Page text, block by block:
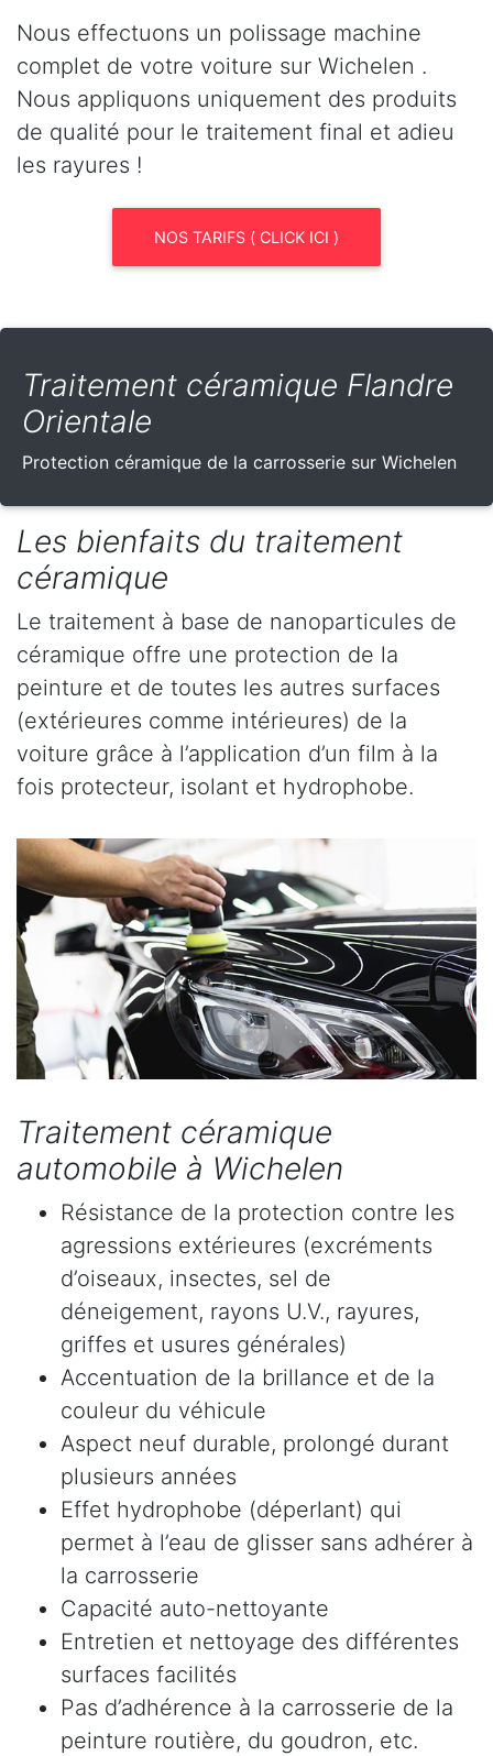
Nous effectuons un polissage machine
complet de votre voiture sur Wichelen .
Nous appliquons uniquement des produits
de qualité pour le traitement final et adieu
les rayures !
NOS TARIFS ( CLICK ICI )
Traitement céramique Flandre
Orientale
Protection céramique de la carrosserie sur Wichelen
Les bienfaits du traitement
céramique
Le traitement à base de nanoparticules de
céramique offre une protection de la
peinture et de toutes les autres surfaces
(extérieures comme intérieures) de la
voiture grâce à l’application d’un film à la
fois protecteur, isolant et hydrophobe.
Traitement céramique
automobile à Wichelen
Résistance de la protection contre les
agressions extérieures (excréments
d’oiseaux, insectes, sel de
déneigement, rayons U.V., rayures,
griffes et usures générales)
Accentuation de la brillance et de la
couleur du véhicule
Aspect neuf durable, prolongé durant
plusieurs années
Effet hydrophobe (déperlant) qui
permet à l’eau de glisser sans adhérer à
la carrosserie
Capacité auto-nettoyante
Entretien et nettoyage des différentes
surfaces facilités
Pas d’adhérence à la carrosserie de la
peinture routière, du goudron, etc.